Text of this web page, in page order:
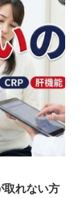
取れない方